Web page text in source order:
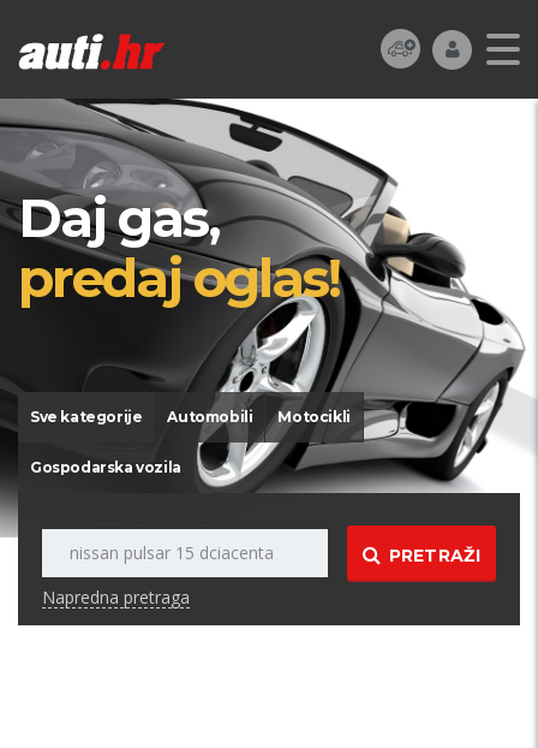
Daj gas,
predaj oglas!
Sve kategorije Automobili Motocikli
Gospodarska vozila
PRETRAŽI
Napredna pretraga